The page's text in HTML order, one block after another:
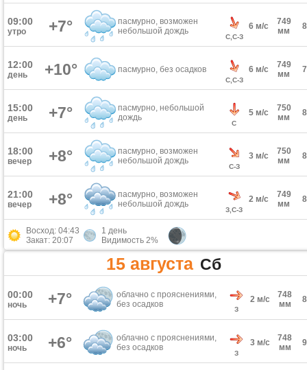
09:00
утро +7°
пасмурно, возможен
небольшой дождь
С,С-З
6 м/с
749
мм
12:00
день +10° пасмурно, без осадков
С,С-З
6 м/с
749
мм
15:00
день +7°
пасмурно, небольшой
дождь
С
5 м/с
750
мм
18:00
вечер +8°
пасмурно, возможен
небольшой дождь
С-З
3 м/с
750
мм
21:00
вечер +8°
пасмурно, возможен
небольшой дождь
З,С-З
2 м/с
749
мм
Восход: 04:43
Закат: 20:07
1 день
Видимость 2%
15 августа Сб
00:00
ночь +7°
облачно с прояснениями,
без осадков
З
2 м/с
748
мм
03:00
ночь +6°
облачно с прояснениями,
без осадков
З
3 м/с
748
мм